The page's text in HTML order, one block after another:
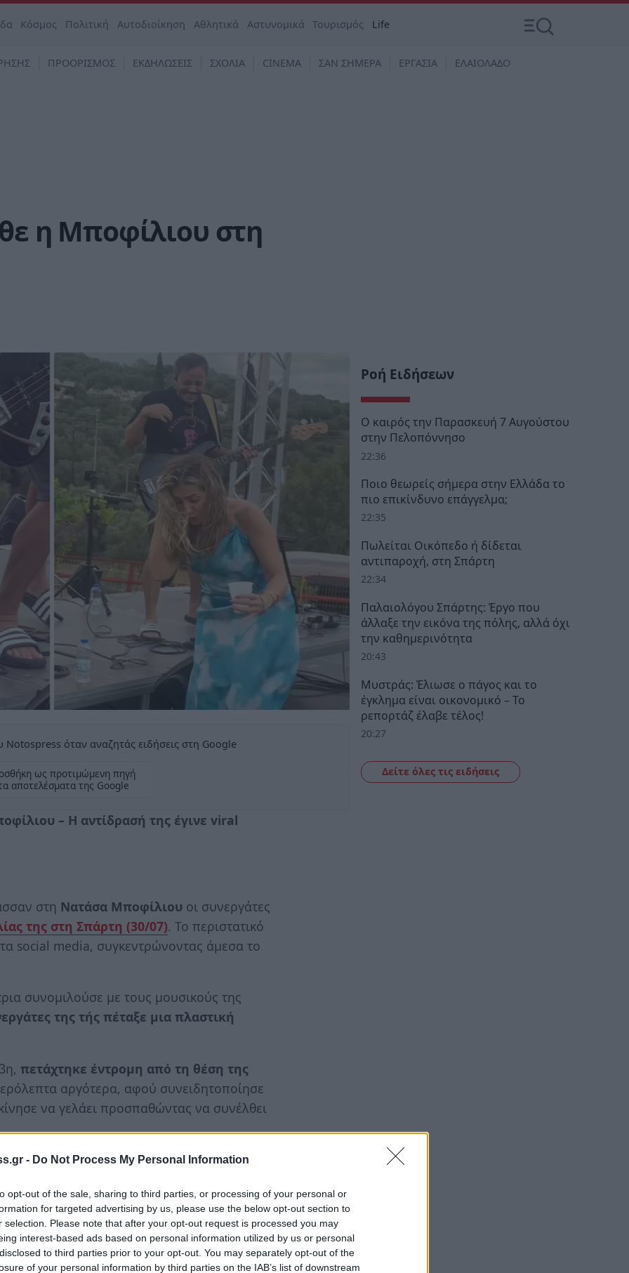
- Do Not Process My Personal Information
opt-out of the sale, sharing to third parties, or processing of your personal or
for targeted advertising by us, please use the below opt-out section to
selection. Please note that after your opt-out request is processed you may
interest-based ads based on personal information utilized by us or personal
to third parties prior to your opt-out. You may separately opt-out of the
of your personal information by third parties on the IAB’s list of downstream
Κόσμος Πολιτική Αυτοδιοίκηση Αθλητικά Αστυνομικά Τουρισμός Life
ΠΡΟΟΡΙΣΜΟΣ ΕΚΔΗΛΩΣΕΙΣ ΣΧΟΛΙΑ CINEMA ΣΑΝ ΣΗΜΕΡΑ ΕΡΓΑΣΙΑ ΕΛΑΙΟΛΑΔΟ
η Μποφίλιου στη
όταν αναζητάς ειδήσεις στη Google
ως προτιμώμενη πηγή
αποτελέσματα της Google
– Η αντίδρασή της έγινε viral
στη Νατάσα Μποφίλιου οι συνεργάτες
της στη Σπάρτη (30/07). Το περιστατικό
social media, συγκεντρώνοντας άμεσα το
συνομιλούσε με τους μουσικούς της
της τής πέταξε μια πλαστική
πετάχτηκε έντρομη από τη θέση της
αργότερα, αφού συνειδητοποίησε
να γελάει προσπαθώντας να συνέλθει
γελώντας, στο βίντεο που ανέβηκε στο
Ροή Ειδήσεων
Ο καιρός την Παρασκευή 7 Αυγούστου
στην Πελοπόννησο
22:36
Ποιο θεωρείς σήμερα στην Ελλάδα το
πιο επικίνδυνο επάγγελμα;
22:35
Πωλείται Οικόπεδο ή δίδεται
αντιπαροχή, στη Σπάρτη
22:34
Παλαιολόγου Σπάρτης: Έργο που
άλλαξε την εικόνα της πόλης, αλλά όχι
την καθημερινότητα
20:43
Μυστράς: Έλιωσε ο πάγος και το
έγκλημα είναι οικονομικό – Το
ρεπορτάζ έλαβε τέλος!
20:27
Δείτε όλες τις ειδήσεις